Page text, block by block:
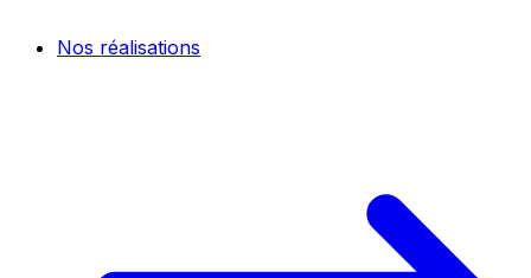
Nos réalisations